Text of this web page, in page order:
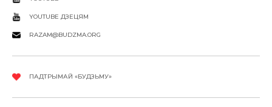
YOUTUBE ДЗЕЦЯМ
RAZAM@BUDZMA.ORG
ПАДТРЫМАЙ «БУДЗЬМУ»